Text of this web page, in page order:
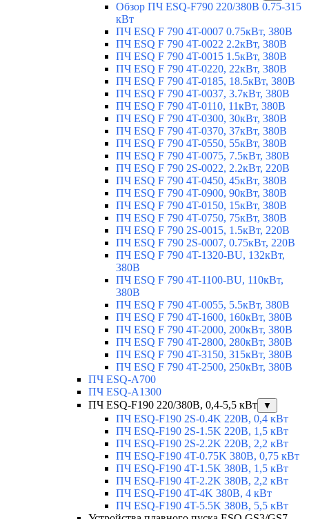
Обзор ПЧ ESQ-F790 220/380В 0.75-315
кВт
ПЧ ESQ F 790 4T-0007 0.75кВт, 380В
ПЧ ESQ F 790 4T-0022 2.2кВт, 380В
ПЧ ESQ F 790 4T-0015 1.5кВт, 380В
ПЧ ESQ F 790 4T-0220, 22кВт, 380В
ПЧ ESQ F 790 4T-0185, 18.5кВт, 380В
ПЧ ESQ F 790 4T-0037, 3.7кВт, 380В
ПЧ ESQ F 790 4T-0110, 11кВт, 380В
ПЧ ESQ F 790 4T-0300, 30кВт, 380В
ПЧ ESQ F 790 4T-0370, 37кВт, 380В
ПЧ ESQ F 790 4T-0550, 55кВт, 380В
ПЧ ESQ F 790 4T-0075, 7.5кВт, 380В
ПЧ ESQ F 790 2S-0022, 2.2кВт, 220В
ПЧ ESQ F 790 4T-0450, 45кВт, 380В
ПЧ ESQ F 790 4T-0900, 90кВт, 380В
ПЧ ESQ F 790 4T-0150, 15кВт, 380В
ПЧ ESQ F 790 4T-0750, 75кВт, 380В
ПЧ ESQ F 790 2S-0015, 1.5кВт, 220В
ПЧ ESQ F 790 2S-0007, 0.75кВт, 220В
ПЧ ESQ F 790 4T-1320-BU, 132кВт,
380В
ПЧ ESQ F 790 4T-1100-BU, 110кВт,
380В
ПЧ ESQ F 790 4T-0055, 5.5кВт, 380В
ПЧ ESQ F 790 4T-1600, 160кВт, 380В
ПЧ ESQ F 790 4T-2000, 200кВт, 380В
ПЧ ESQ F 790 4T-2800, 280кВт, 380В
ПЧ ESQ F 790 4T-3150, 315кВт, 380В
ПЧ ESQ F 790 4T-2500, 250кВт, 380В
ПЧ ESQ-A700
ПЧ ESQ-A1300
ПЧ ESQ-F190 220/380В, 0,4-5,5 кВт
▼
ПЧ ESQ-F190 2S-0.4K 220В, 0,4 кВт
ПЧ ESQ-F190 2S-1.5K 220В, 1,5 кВт
ПЧ ESQ-F190 2S-2.2K 220В, 2,2 кВт
ПЧ ESQ-F190 4T-0.75K 380В, 0,75 кВт
ПЧ ESQ-F190 4T-1.5K 380В, 1,5 кВт
ПЧ ESQ-F190 4T-2.2K 380В, 2,2 кВт
ПЧ ESQ-F190 4T-4K 380В, 4 кВт
ПЧ ESQ-F190 4T-5.5K 380В, 5,5 кВт